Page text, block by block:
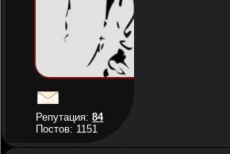
Репутация:84
Постов: 1151